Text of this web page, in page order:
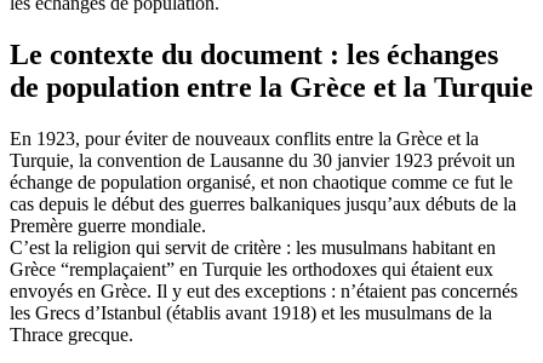
Le contexte du document : les échanges
de population entre la Grèce et la Turquie
En 1923, pour éviter de nouveaux conflits entre la Grèce et la
Turquie, la convention de Lausanne du 30 janvier 1923 prévoit un
échange de population organisé, et non chaotique comme ce fut le
cas depuis le début des guerres balkaniques jusqu’aux débuts de la
Premère guerre mondiale.
C’est la religion qui servit de critère : les musulmans habitant en
Grèce “remplaçaient” en Turquie les orthodoxes qui étaient eux
envoyés en Grèce. Il y eut des exceptions : n’étaient pas concernés
les Grecs d’Istanbul (établis avant 1918) et les musulmans de la
Thrace grecque.